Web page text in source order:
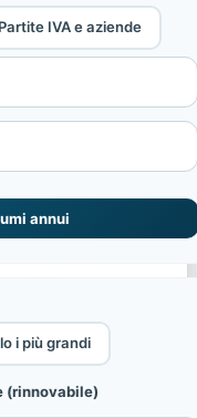
IVA e aziende
annui
i più grandi
(rinnovabile)